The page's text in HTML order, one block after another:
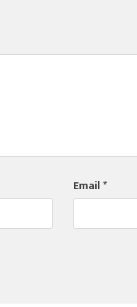
Email*